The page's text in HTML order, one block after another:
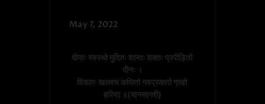
May 7, 2022
दीप्तः स्वस्थो मुदितः शान्तः शक्तः प्रपीड़ितो
दीनः ।
विकलः खलश्च कथितो नवप्रकारो ग्रहो
हरिणा ॥(मानसागरी)